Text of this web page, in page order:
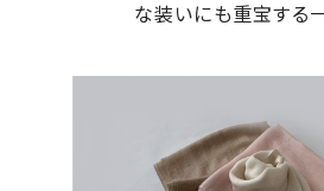
な装いにも重宝する